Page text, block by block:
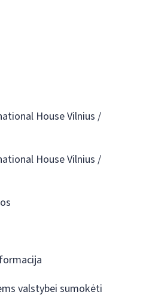
House Vilnius /
House Vilnius /
valstybei sumokėti